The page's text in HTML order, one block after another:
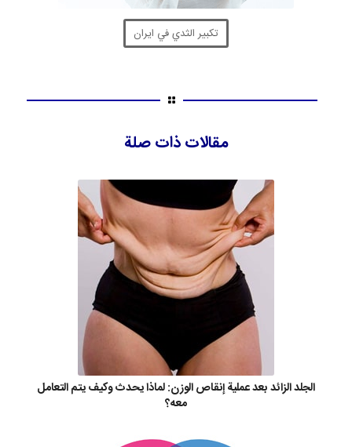
تكبير الثدي في ايران
مقالات ذات صلة
الجلد الزائد بعد عملية إنقاص الوزن: لماذا يحدث وكيف يتم التعامل
معه؟